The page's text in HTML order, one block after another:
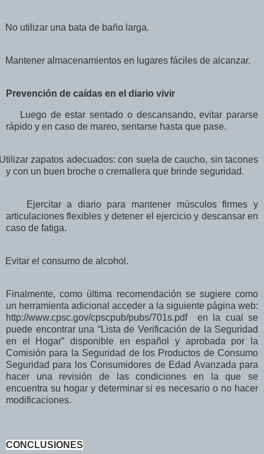
No utilizar una bata de baño larga.
Mantener almacenamientos en lugares fáciles de alcanzar.
Prevención de caídas en el diario vivir
Luego de estar sentado o descansando, evitar pararse
rápido y en caso de mareo, sentarse hasta que pase.
zapatos adecuados: con suela de caucho, sin tacones
y con un buen broche o cremallera que brinde seguridad.
Ejercitar a diario para mantener músculos firmes y
articulaciones flexibles y detener el ejercicio y descansar en
caso de fatiga.
Evitar el consumo de alcohol.
Finalmente, como última recomendación se sugiere como
un herramienta adicional acceder a la siguiente página web:
http://www.cpsc.gov/cpscpub/pubs/701s.pdf en la cual se
puede encontrar una “Lista de Verificación de la Seguridad
en el Hogar” disponible en español y aprobada por la
Comisión para la Seguridad de los Productos de Consumo
Seguridad para los Consumidores de Edad Avanzada para
hacer una revisión de las condiciones en la que se
encuentra su hogar y determinar si es necesario o no hacer
modificaciones.
CONCLUSIONES